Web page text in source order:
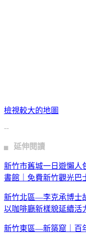
檢視較大的地圖
--
▖ 延伸閱讀
新竹市舊城一日遊懶人
書館｜免費新竹觀光巴
新竹北區—李克承博士
以咖啡廳新樣貌延續活
新竹東區—新築窟｜百